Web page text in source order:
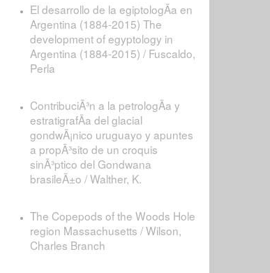
El desarrollo de la egiptologÃ­a en
Argentina (1884-2015) The
development of egyptology in
Argentina (1884-2015) / Fuscaldo,
Perla
ContribuciÃ³n a la petrologÃ­a y
estratigrafÃ­a del glacial
gondwÃ¡nico uruguayo y apuntes
a propÃ³sito de un croquis
sinÃ³ptico del Gondwana
brasileÃ±o / Walther, K.
The Copepods of the Woods Hole
region Massachusetts / Wilson,
Charles Branch